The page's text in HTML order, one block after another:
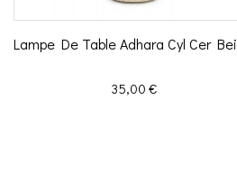
Lampe De Table Adhara Cyl Cer
Prix
35,00 €